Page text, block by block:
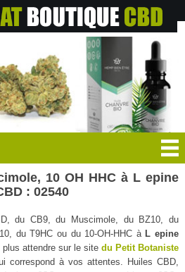
10 OH HHC à L epine
: 02540
du CB9, du Muscimole, du BZ10, du
du T9HC ou du 10-OH-HHC à L epine
attendre sur le sitedu Petit Botaniste
correspond à vos attentes. Huiles CBD,